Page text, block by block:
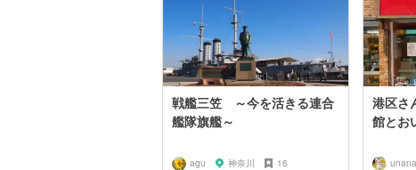
戦艦三笠 ～今を活きる連合
艦隊旗艦～
agu 神奈川 16
港区さ
館とお